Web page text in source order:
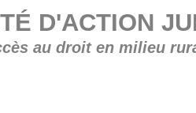
D'ACTION
au droit en milieu